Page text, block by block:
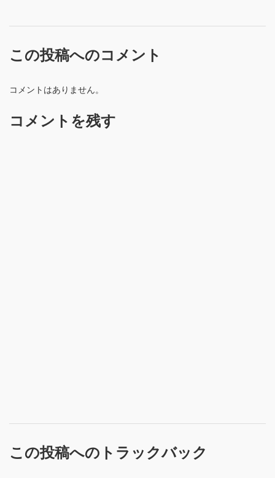
この投稿へのコメント
コメントはありません。
コメントを残す
この投稿へのトラックバック